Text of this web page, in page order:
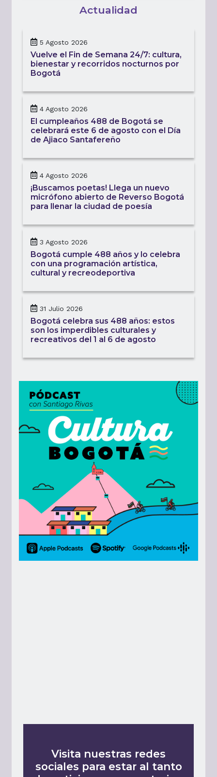
Actualidad
5 Agosto 2026
Vuelve el Fin de Semana 24/7: cultura,
bienestar y recorridos nocturnos por
Bogotá
4 Agosto 2026
El cumpleaños 488 de Bogotá se
celebrará este 6 de agosto con el Día
de Ajiaco Santafereño
4 Agosto 2026
¡Buscamos poetas! Llega un nuevo
micrófono abierto de Reverso Bogotá
para llenar la ciudad de poesía
3 Agosto 2026
Bogotá cumple 488 años y lo celebra
con una programación artística,
cultural y recreodeportiva
31 Julio 2026
Bogotá celebra sus 488 años: estos
son los imperdibles culturales y
recreativos del 1 al 6 de agosto
Visita nuestras redes
sociales para estar al tanto